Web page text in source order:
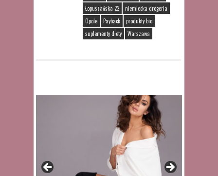
Łopuszańska 22
niemiecka drogeria
Opole
Payback
produkty bio
suplementy diety
Warszawa